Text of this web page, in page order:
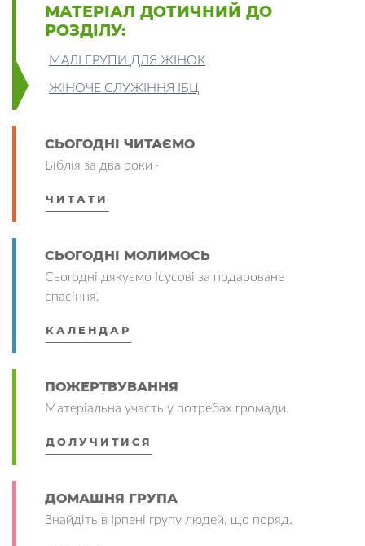
МАТЕРІАЛ ДОТИЧНИЙ ДО
РОЗДІЛУ:
МАЛІ ГРУПИ ДЛЯ ЖІНОК
ЖІНОЧЕ СЛУЖІННЯ ІБЦ
СЬОГОДНІ ЧИТАЄМО
Біблія за два роки ·
ЧИТАТИ
СЬОГОДНІ МОЛИМОСЬ
Сьогодні дякуємо Ісусові за подароване
спасіння.
КАЛЕНДАР
ПОЖЕРТВУВАННЯ
Матеріальна участь у потребах громади.
ДОЛУЧИТИСЯ
ДОМАШНЯ ГРУПА
Знайдіть в Ірпені групу людей, що поряд.